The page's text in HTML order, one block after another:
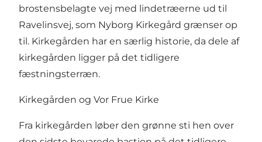
brostensbelagte vej med lindetræerne ud til
Ravelinsvej, som Nyborg Kirkegård grænser op
til. Kirkegården har en særlig historie, da dele af
kirkegården ligger på det tidligere
fæstningsterræn.
Kirkegården og Vor Frue Kirke
Fra kirkegården løber den grønne sti hen over